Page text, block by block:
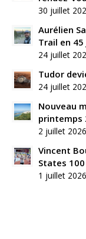
30 juillet
Aurélien
Trail en
24 juillet
Tudor
24 juillet
Nouveau
printemps
2 juillet
Vincent
States 100
1 juillet